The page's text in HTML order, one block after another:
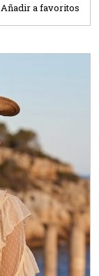
Añadir a favoritos